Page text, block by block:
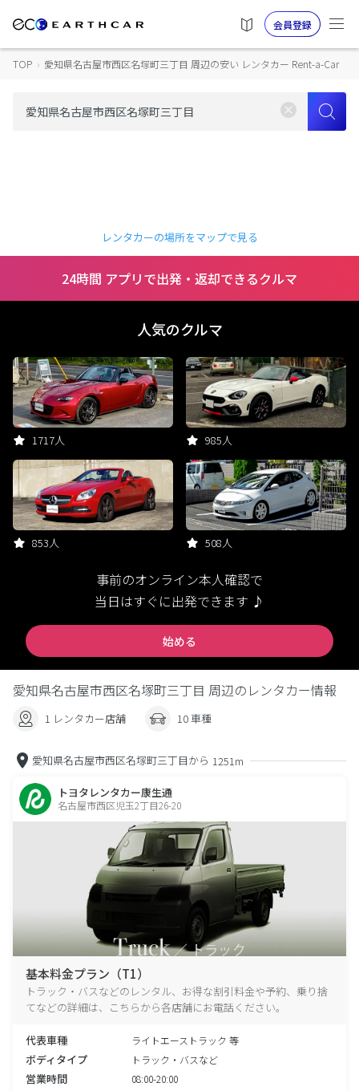
会員登録
TOP › 愛知県名古屋市西区名塚町三丁目 周辺の安い レンタカー Rent-a-Car
レンタカーの場所をマップで見る
24時間 アプリで出発・返却できるクルマ
人気のクルマ
1717人 985人
853人 508人
事前のオンライン本人確認で
当日はすぐに出発できます ♪
始める
愛知県名古屋市西区名塚町三丁目 周辺のレンタカー情報
1 レンタカー店舗 10 車種
愛知県名古屋市西区名塚町三丁目から 1251m
トヨタレンタカー康生通
名古屋市西区児玉2丁目26-20
基本料金プラン（T1）
トラック・バスなどのレンタル、お得な割引料金や予約、乗り捨
てなどの詳細は、こちらから各店舗にお電話ください。
代表車種 ライトエーストラック 等
ボディタイプ トラック・バスなど
営業時間 08:00-20:00